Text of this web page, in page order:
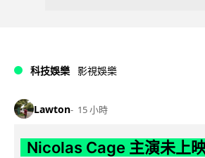
科技娛樂 影視娛樂
Lawton 15 小時
Nicolas Cage 主演未上